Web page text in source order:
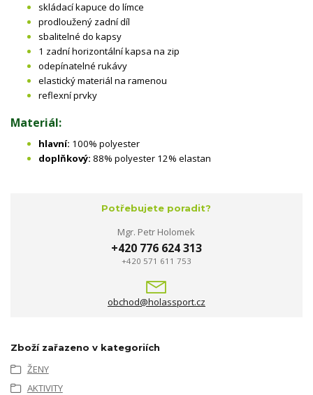
skládací kapuce do límce
prodloužený zadní díl
sbalitelné do kapsy
1 zadní horizontální kapsa na zip
odepínatelné rukávy
elastický materiál na ramenou
reflexní prvky
Materiál:
hlavní: 100% polyester
doplňkový: 88% polyester 12% elastan
Potřebujete poradit?
Mgr. Petr Holomek
+420 776 624 313
+420 571 611 753
obchod@holassport.cz
Zboží zařazeno v kategoriích
ŽENY
AKTIVITY